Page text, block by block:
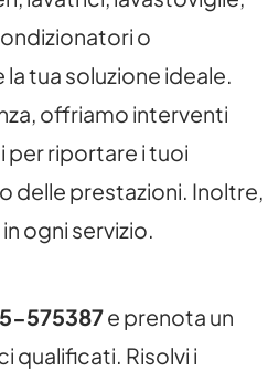
o
tua soluzione ideale.
offriamo interventi
per riportare i tuoi
delle prestazioni. Inoltre,
ogni servizio.
575387e prenota un
qualificati. Risolvi i